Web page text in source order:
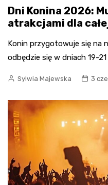
Dni Konina 2026:
atrakcjami dla
Konin przygotowuje się na
odbędzie się w dniach 19-
Sylwia Majewska 3